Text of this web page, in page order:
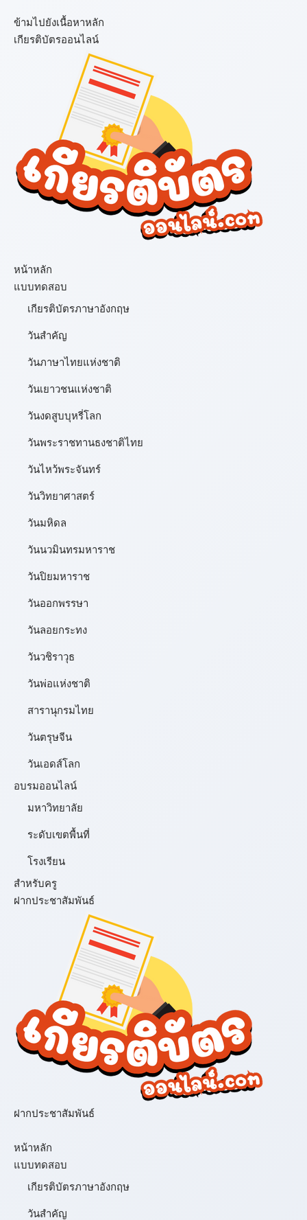
ข้ามไปยังเนื้อหาหลัก
เกียรติบัตรออนไลน์
หน้าหลัก
แบบทดสอบ
เกียรติบัตรภาษาอังกฤษ
วันสำคัญ
วันภาษาไทยแห่งชาติ
วันเยาวชนแห่งชาติ
วันงดสูบบุหรี่โลก
วันพระราชทานธงชาติไทย
วันไหว้พระจันทร์​
วันวิทยาศาสตร์
วันมหิดล
วันนวมินทรมหาราช
วันปิยมหาราช
วันออกพรรษา
วันลอยกระทง
วันวชิราวุธ
วันพ่อแห่งชาติ
สารานุกรมไทย
วันตรุษจีน
วันเอดส์โลก
อบรมออนไลน์
มหาวิทยาลัย
ระดับเขตพื้นที่
โรงเรียน
สำหรับครู
ฝากประชาสัมพันธ์
ฝากประชาสัมพันธ์
หน้าหลัก
แบบทดสอบ
เกียรติบัตรภาษาอังกฤษ
วันสำคัญ